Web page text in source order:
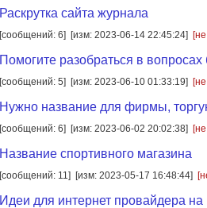
Раскрутка сайта журнала
[сообщений: 6] [изм: 2023-06-14 22:45:24]
Помогите разобраться в
[сообщений: 5] [изм: 2023-06-10 01:33:19]
Нужно название для фирмы,
[сообщений: 6] [изм: 2023-06-02 20:02:38]
Название спортивного магазина
[сообщений: 11] [изм: 2023-05-17 16:48:44]
Идеи для интернет провайдера на